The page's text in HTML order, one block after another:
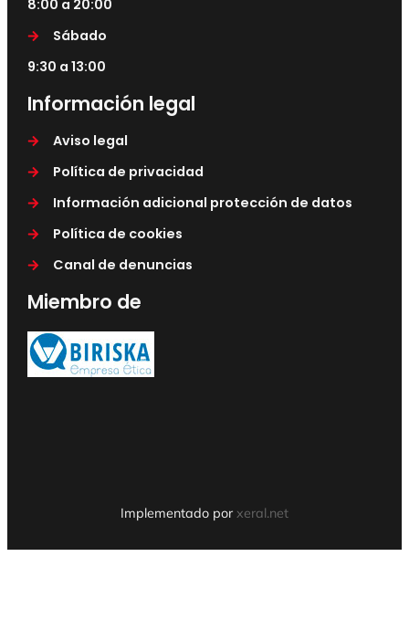
8:00 a 20:00
Sábado
9:30 a 13:00
Información legal
Aviso legal
Política de privacidad
Información adicional protección de datos
Política de cookies
Canal de denuncias
Miembro de
Implementado por xeral.net